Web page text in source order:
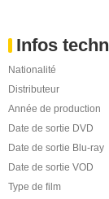
Infos
Nationalité
Distributeur
Année de production
Date de sortie DVD
Date de sortie Blu-ray
Date de sortie VOD
Type de film